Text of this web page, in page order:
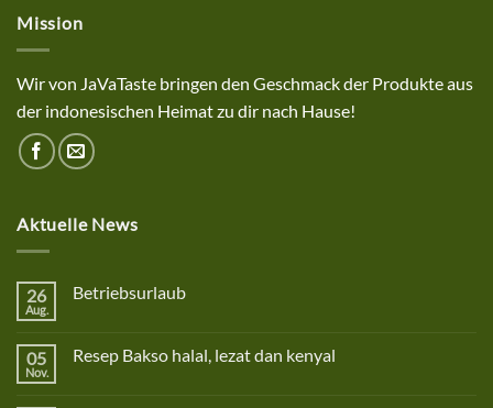
Mission
Wir von JaVaTaste bringen den Geschmack der Produkte aus
der indonesischen Heimat zu dir nach Hause!
Aktuelle News
26
Aug.
Betriebsurlaub
Betriebsurlaub
05
Nov.
Resep Bakso halal, lezat dan kenyal